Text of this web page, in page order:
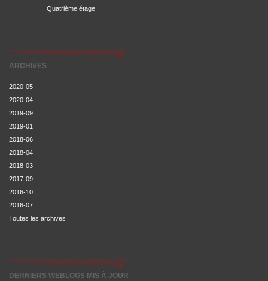
Quatrième étage
ARCHIVES
2020-05
2020-04
2019-09
2019-01
2018-06
2018-04
2018-03
2017-09
2016-10
2016-07
Toutes les archives
DERNIERS WEBLOGS MIS À JOUR